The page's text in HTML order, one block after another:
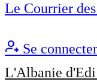
Le Courrier
Se connecter
L'Albanie d'Edi